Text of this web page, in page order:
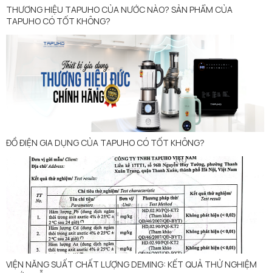
THƯƠNG HIỆU TAPUHO CỦA NƯỚC NÀO? SẢN PHẨM CỦA
TAPUHO CÓ TỐT KHÔNG?
ĐỒ ĐIỆN GIA DỤNG CỦA TAPUHO CÓ TỐT KHÔNG?
VIỆN NĂNG SUẤT CHẤT LƯỢNG DEMING: KẾT QUẢ THỬ NGHIỆM